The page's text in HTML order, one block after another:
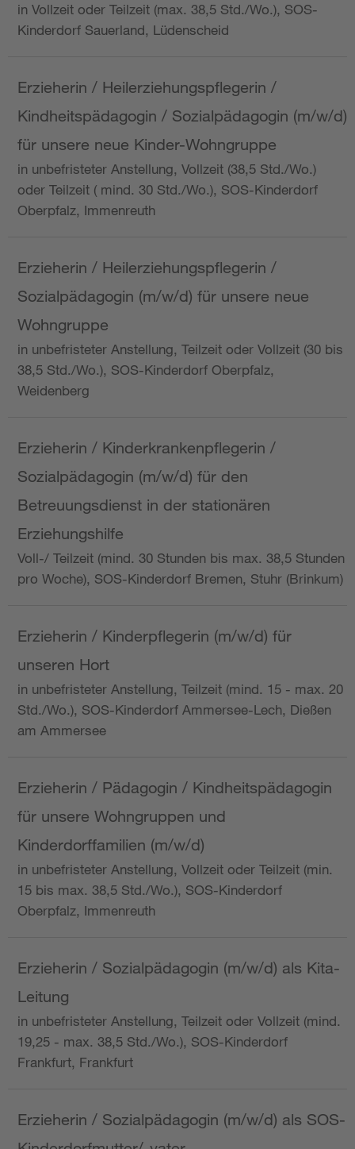
in Vollzeit oder Teilzeit (max. 38,5 Std./Wo.), SOS-
Kinderdorf Sauerland, Lüdenscheid
Erzieherin / Heilerziehungspflegerin /
Kindheitspädagogin / Sozialpädagogin (m/w/d)
für unsere neue Kinder-Wohngruppe
in unbefristeter Anstellung, Vollzeit (38,5 Std./Wo.)
oder Teilzeit ( mind. 30 Std./Wo.), SOS-Kinderdorf
Oberpfalz, Immenreuth
Erzieherin / Heilerziehungspflegerin /
Sozialpädagogin (m/w/d) für unsere neue
Wohngruppe
in unbefristeter Anstellung, Teilzeit oder Vollzeit (30 bis
38,5 Std./Wo.), SOS-Kinderdorf Oberpfalz,
Weidenberg
Erzieherin / Kinderkrankenpflegerin /
Sozialpädagogin (m/w/d) für den
Betreuungsdienst in der stationären
Erziehungshilfe
Voll-/ Teilzeit (mind. 30 Stunden bis max. 38,5 Stunden
pro Woche), SOS-Kinderdorf Bremen, Stuhr (Brinkum)
Erzieherin / Kinderpflegerin (m/w/d) für
unseren Hort
in unbefristeter Anstellung, Teilzeit (mind. 15 - max. 20
Std./Wo.), SOS-Kinderdorf Ammersee-Lech, Dießen
am Ammersee
Erzieherin / Pädagogin / Kindheitspädagogin
für unsere Wohngruppen und
Kinderdorffamilien (m/w/d)
in unbefristeter Anstellung, Vollzeit oder Teilzeit (min.
15 bis max. 38,5 Std./Wo.), SOS-Kinderdorf
Oberpfalz, Immenreuth
Erzieherin / Sozialpädagogin (m/w/d) als Kita-
Leitung
in unbefristeter Anstellung, Teilzeit oder Vollzeit (mind.
19,25 - max. 38,5 Std./Wo.), SOS-Kinderdorf
Frankfurt, Frankfurt
Erzieherin / Sozialpädagogin (m/w/d) als SOS-